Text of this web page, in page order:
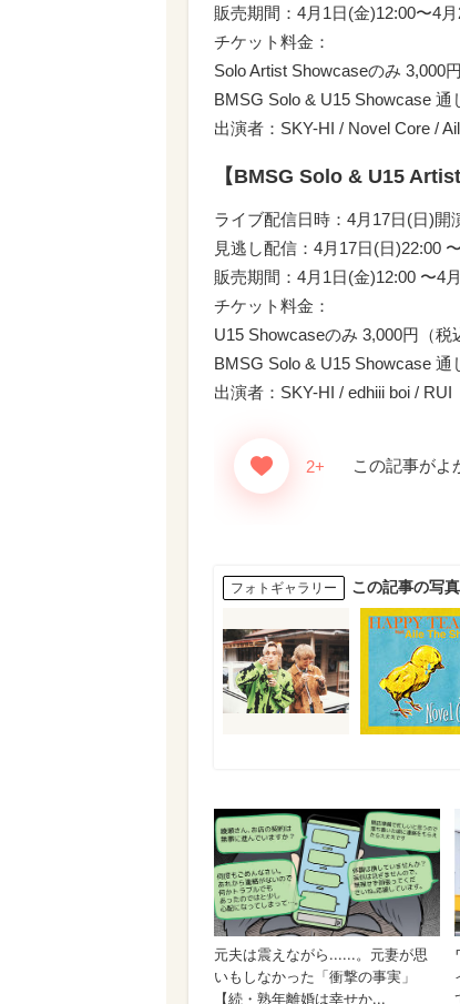
販売期間：4月1日(金)12:00〜4
チケット料金：
Solo Artist Showcaseのみ 3,000
BMSG Solo & U15 Showcase 通
出演者：SKY-HI / Novel Core /
【BMSG Solo & U15
ライブ配信日時：4月17日(日)開
見逃し配信：4月17日(日)22:00
販売期間：4月1日(金)12:00 〜4
チケット料金：
U15 Showcaseのみ 3,000円（税
BMSG Solo & U15 Showcase 通
出演者：SKY-HI / edhiii boi / RUI
フォトギャラリー この記事の写